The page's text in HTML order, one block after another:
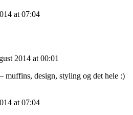
at 07:04
2014 at 00:01
muffins, design, styling og det hele :)
at 07:04